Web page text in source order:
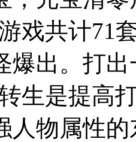
戏共计71
爆出。打
生是提高
人物属性